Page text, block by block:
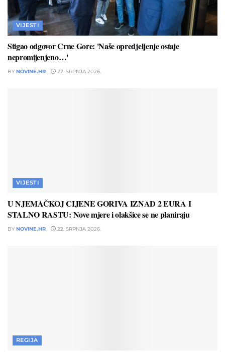
VIJESTI
Stigao odgovor Crne Gore: 'Naše opredjeljenje ostaje
nepromijenjeno…'
BY NOVINE.HR 22. SRPNJA 2026.
VIJESTI
U NJEMAČKOJ CIJENE GORIVA IZNAD 2 EURA I
STALNO RASTU: Nove mjere i olakšice se ne planiraju
BY NOVINE.HR 22. SRPNJA 2026.
REGIJA